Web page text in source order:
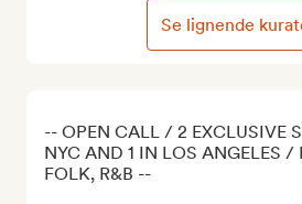
-- OPEN CALL / 2 EXCLUSIVE
NYC AND 1 IN LOS ANGELES /
FOLK, R&B --
Se lignende